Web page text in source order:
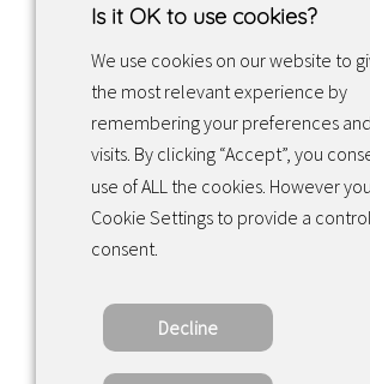
Facebook InstagramLinkedIn
Returns & exchanges
Copyright ©2022 · Valaisin
Rights Reserved
Is it OK to use cookies?
We use cookies on our website to
the most relevant experience by
remembering your preferences
visits. By clicking “Accept”, you
use of ALL the cookies. However
Cookie Settings to provide a
consent.
Decline